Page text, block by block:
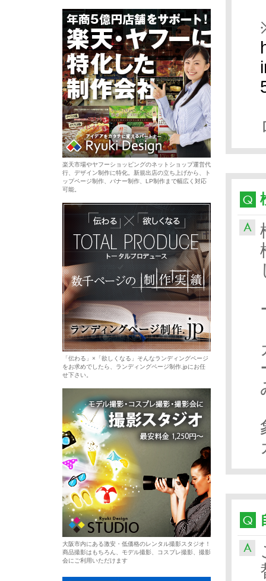
楽天市場やヤフーショッピングのネットショップ運営代
行、デザイン制作に特化。新規出店の立ち上げから、ト
ップページ制作、バナー制作、LP制作まで幅広く対応
可能。
「伝わる」×「欲しくなる」そんなランディングページ
をお求めでしたら、ランディングページ制作.jpにお任
せ下さい。
大阪市内にある激安・低価格のレンタル撮影スタジオ！
商品撮影はもちろん、モデル撮影、コスプレ撮影、撮影
会にご利用いただけます